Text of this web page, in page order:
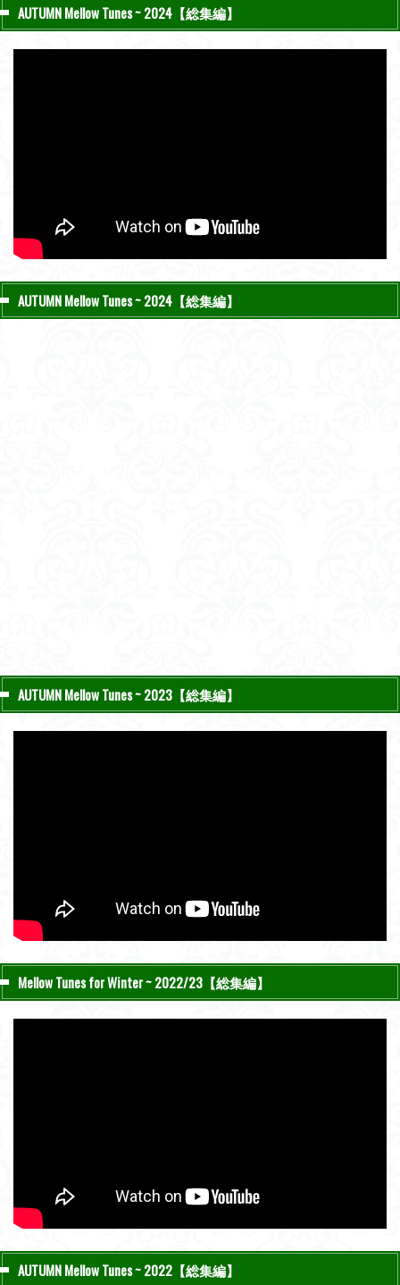
AUTUMN Mellow Tunes ~ 2024【総集編】
AUTUMN Mellow Tunes ~ 2024【総集編】
AUTUMN Mellow Tunes ~ 2023【総集編】
Mellow Tunes for Winter ~ 2022/23【総集編】
AUTUMN Mellow Tunes ~ 2022【総集編】